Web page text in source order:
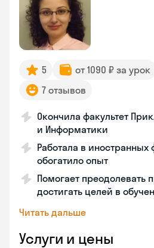
5 от 1090 ₽ за урок
7 отзывов
Окончила факультет
и Информатики
Работала в иностранных
обогатило опыт
Помогает преодолевать
достигать целей в
Читать дальше
Услуги и цены